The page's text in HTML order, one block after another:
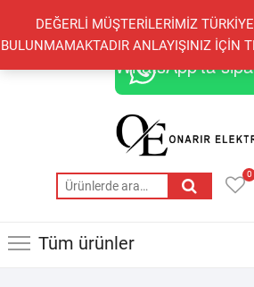
DEĞERLİ MÜŞTERİLERİMİZ
BULUNMAMAKTADIR ANLAYIŞINIZ İÇİN
content
+90 548 821 78 85 +90 548 855 25 53
onarirelektronik@gmail.com
WhatsApp'ta
Ara:
0
Tüm ürünler